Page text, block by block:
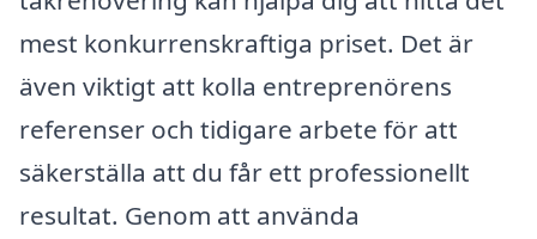
mest konkurrenskraftiga priset. Det är
även viktigt att kolla entreprenörens
referenser och tidigare arbete för att
säkerställa att du får ett professionellt
resultat. Genom att använda